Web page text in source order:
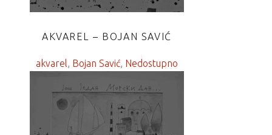
AKVAREL – BOJAN SAVIĆ
akvarel, Bojan Savić, Nedostupno